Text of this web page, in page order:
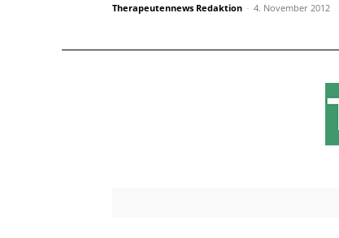
Therapeutennews Redaktion - 4. November 2012